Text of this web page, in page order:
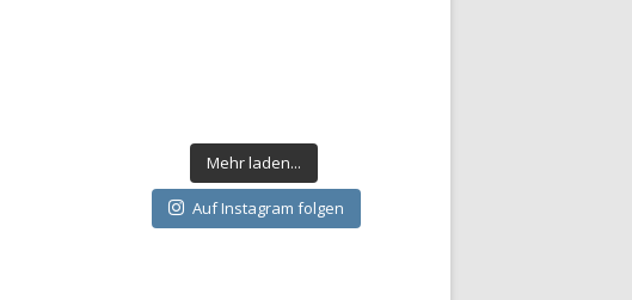
Mehr laden...
Auf Instagram folgen